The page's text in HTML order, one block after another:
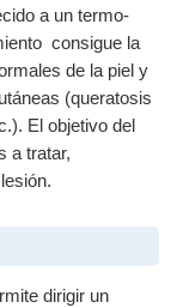
a un termo-
consigue la
de la piel y
(queratosis
El objetivo del
a tratar,
dirigir un